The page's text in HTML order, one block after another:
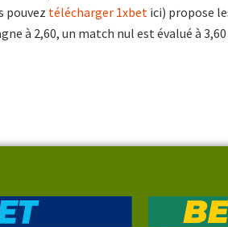
pouvez télécharger 1xbet ici) propose
à 2,60, un match nul est évalué à